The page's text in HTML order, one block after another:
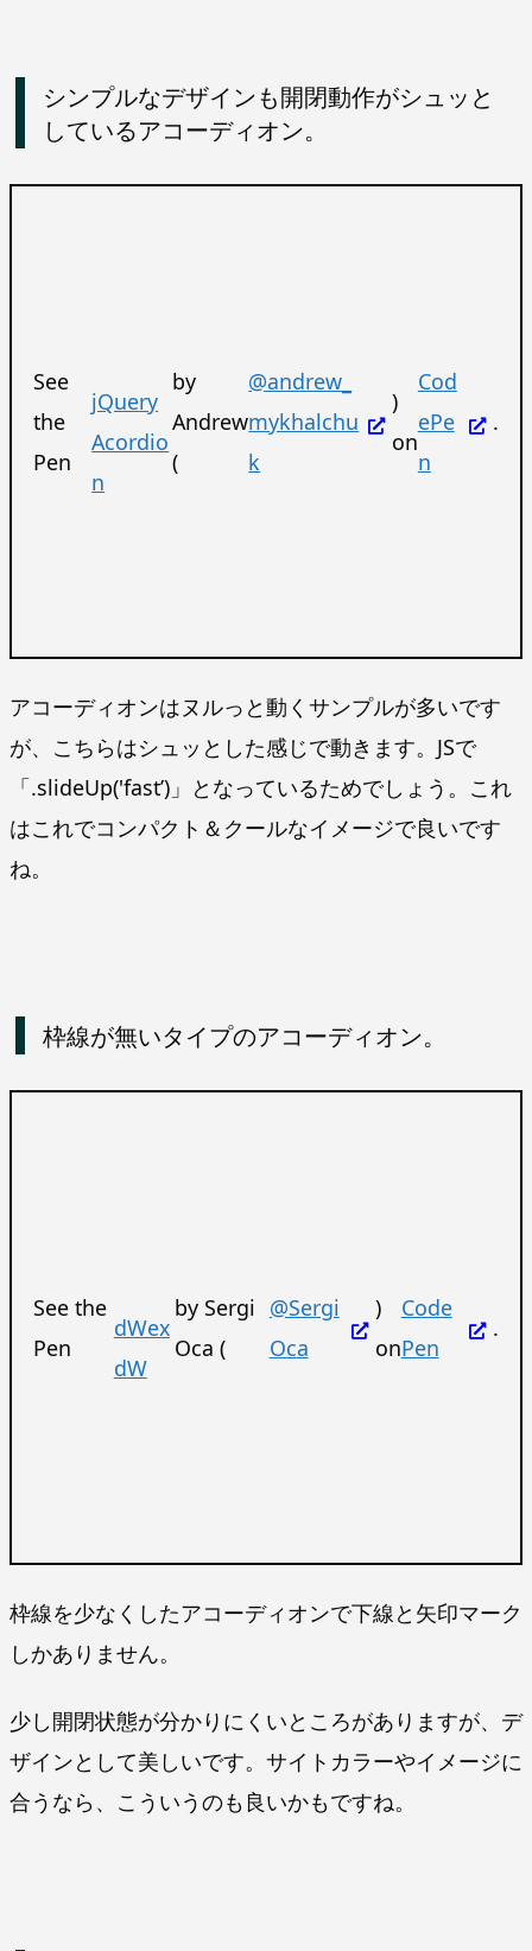
シンプルなデザインも開閉動作がシュッと
しているアコーディオン。
See
the
Pen
jQuery
Acordio
n
by
Andrew
(
@andrew_
mykhalchu
k
)
on
Cod
ePe
n
.
アコーディオンはヌルっと動くサンプルが多いです
が、こちらはシュッとした感じで動きます。JSで
「.slideUp('fast’)」となっているためでしょう。これ
はこれでコンパクト＆クールなイメージで良いです
ね。
枠線が無いタイプのアコーディオン。
See the
Pen
dWex
dW
by Sergi
Oca (
@Sergi
Oca
)
on
Code
Pen
.
枠線を少なくしたアコーディオンで下線と矢印マーク
しかありません。
少し開閉状態が分かりにくいところがありますが、デ
ザインとして美しいです。サイトカラーやイメージに
合うなら、こういうのも良いかもですね。